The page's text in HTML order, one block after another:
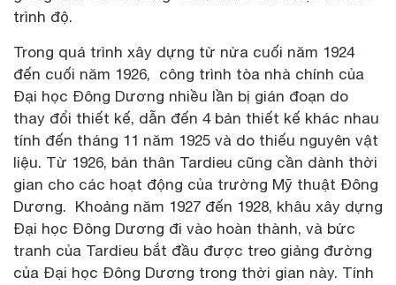
trình độ.
Trong quá trình xây dựng từ nửa cuối năm 1924
đến cuối năm 1926, công trình tòa nhà chính của
Đại học Đông Dương nhiều lần bị gián đoạn do
thay đổi thiết kế, dẫn đến 4 bản thiết kế khác nhau
tính đến tháng 11 năm 1925 và do thiếu nguyên vật
liệu. Từ 1926, bản thân Tardieu cũng cần dành thời
gian cho các hoạt động của trường Mỹ thuật Đông
Dương. Khoảng năm 1927 đến 1928, khâu xây dựng
Đại học Đông Dương đi vào hoàn thành, và bức
tranh của Tardieu bắt đầu được treo giảng đường
của Đại học Đông Dương trong thời gian này. Tính